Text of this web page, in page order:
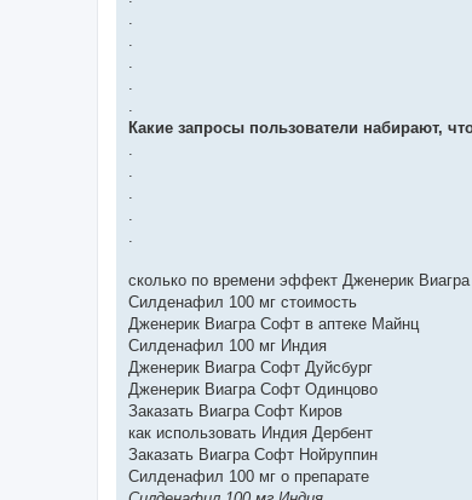
Какие запросы пользователи набирают,
сколько по времени эффект Дженерик
Силденафил 100 мг стоимость
Дженерик Виагра Софт в аптеке Майнц
Силденафил 100 мг Индия
Дженерик Виагра Софт Дуйсбург
Дженерик Виагра Софт Одинцово
Заказать Виагра Софт Киров
как использовать Индия Дербент
Заказать Виагра Софт Нойруппин
Силденафил 100 мг о препарате